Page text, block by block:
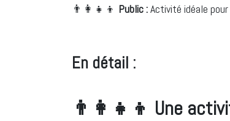
👨‍👩‍👧‍👦 Public :Activité idéale
En détail :
👨‍👩‍👧‍👦 Une